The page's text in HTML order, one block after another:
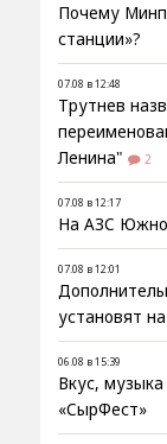
Почему
станции»?
07.08 в 12:48
Трутнев
Ленина"
2
07.08 в 12:17
На АЗС
07.08 в 12:01
установят
06.08 в 15:39
Вкус,
«СырФест»